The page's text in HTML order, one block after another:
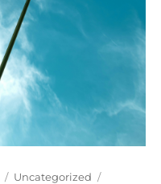
Categorías
Uncategorized